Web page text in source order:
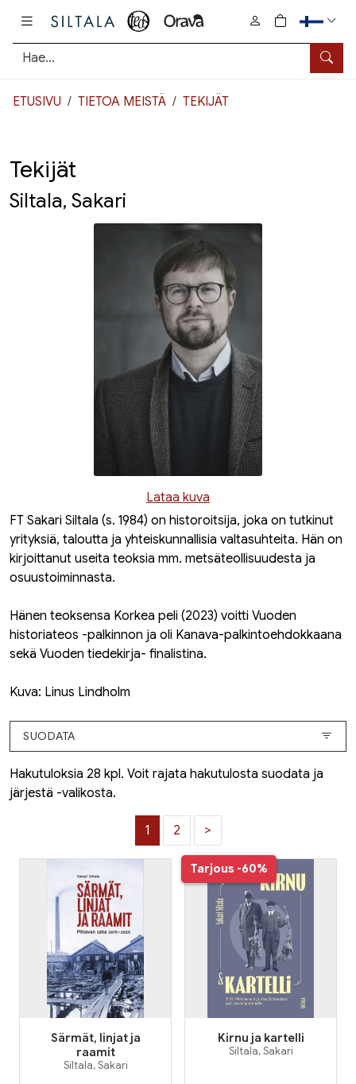
Hae
0
tuotetta
ETUSIVU TIETOA MEISTÄ TEKIJÄT
Tekijät
Siltala, Sakari
Lataa kuva
FT Sakari Siltala (s. 1984) on historoitsija, joka on tutkinut
yrityksiä, taloutta ja yhteiskunnallisia valtasuhteita. Hän on
kirjoittanut useita teoksia mm. metsäteollisuudesta ja
osuustoiminnasta.
Hänen teoksensa Korkea peli (2023) voitti Vuoden
historiateos -palkinnon ja oli Kanava-palkintoehdokkaana
sekä Vuoden tiedekirja- finalistina.
Kuva: Linus Lindholm
SUODATA
Hakutuloksia 28 kpl. Voit rajata hakutulosta suodata ja
järjestä -valikosta.
1 2 >
Särmät, linjat ja
raamit
Siltala, Sakari
Tarjous -60%
Kirnu ja kartelli
Siltala, Sakari